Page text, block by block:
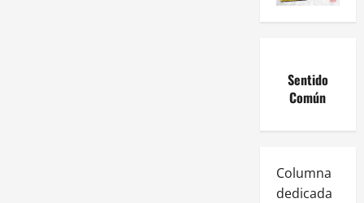
Sentido
Común
Columna
dedicada